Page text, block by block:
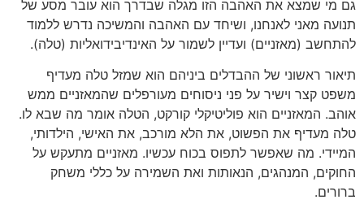
גם מי שמצא את האהבה הזו מגלה שבדרך הוא עובר מסע של
תנועה מאני לאנחנו, ושיחד עם האהבה והמשיכה נדרש ללמוד
להתחשב (מאזניים) ועדיין לשמור על האינדיבידואליות (טלה).
תיאור ראשוני של ההבדלים ביניהם הוא שמזל טלה מעדיף
משפט קצר וישיר על פני ניסוחים מעורפלים שהמאזניים ממש
אוהב. המאזניים הוא פוליטיקלי קורקט, הטלה אומר מה שבא לו.
טלה מעדיף את הפשוט, את הלא מורכב, את האישי, הילדותי,
המיידי. מה שאפשר לתפוס בכוח עכשיו. מאזניים מתעקש על
החוקים, המנהגים, הנאותות ואת השמירה על כללי משחק
ברורים.